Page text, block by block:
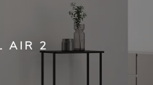
AIR 2